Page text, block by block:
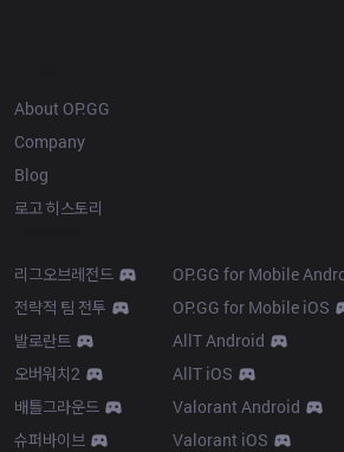
About OP.GG
Company
Blog
로고 히스토리
리그오브레전드
전략적 팀 전투
발로란트
오버워치2
배틀그라운드
슈퍼바이브
OP.GG for Mobile
OP.GG for Mobile iOS
AllT Android
AllT iOS
Valorant Android
Valorant iOS